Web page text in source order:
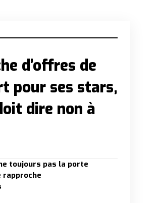
d’offres de
pour ses stars,
dire non à
toujours pas la porte
rapproche